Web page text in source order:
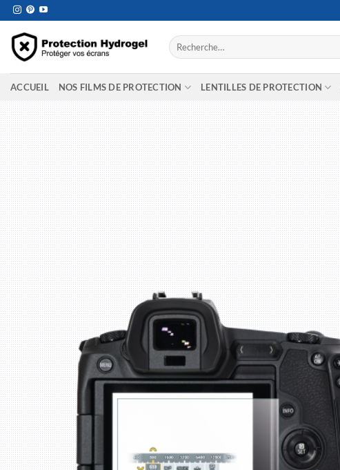
Passer
au
contenu
Recherche
pour :
ACCUEIL NOS FILMS DE PROTECTION LENTILLES DE PROTECTION